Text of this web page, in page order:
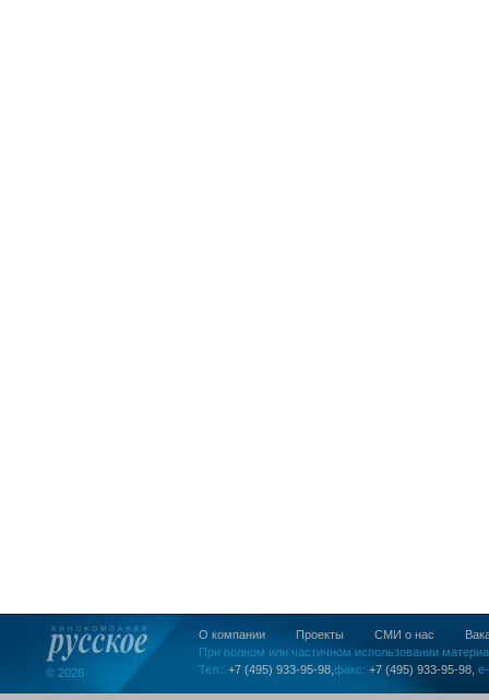
© 2026
О компании Проекты СМИ о нас
При полном или частичном использовании
Тел.: +7 (495) 933-95-98, факс: +7 (495) 933-95-98,